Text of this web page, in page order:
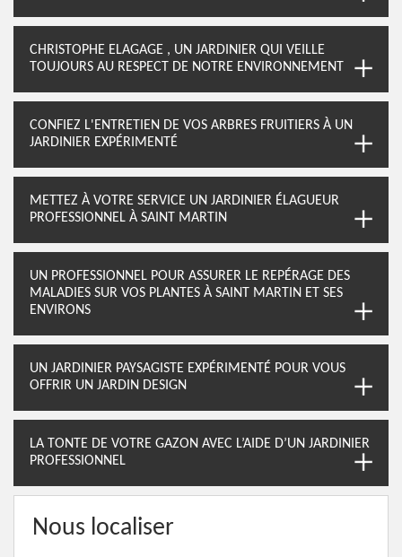
CHRISTOPHE ELAGAGE , UN JARDINIER QUI VEILLE
TOUJOURS AU RESPECT DE NOTRE ENVIRONNEMENT
CONFIEZ L'ENTRETIEN DE VOS ARBRES FRUITIERS À UN
JARDINIER EXPÉRIMENTÉ
METTEZ À VOTRE SERVICE UN JARDINIER ÉLAGUEUR
PROFESSIONNEL À SAINT MARTIN
UN PROFESSIONNEL POUR ASSURER LE REPÉRAGE DES
MALADIES SUR VOS PLANTES À SAINT MARTIN ET SES
ENVIRONS
UN JARDINIER PAYSAGISTE EXPÉRIMENTÉ POUR VOUS
OFFRIR UN JARDIN DESIGN
LA TONTE DE VOTRE GAZON AVEC L’AIDE D’UN JARDINIER
PROFESSIONNEL
Nous localiser